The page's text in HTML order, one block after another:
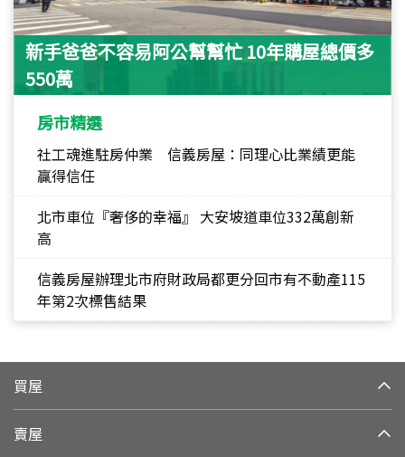
新手爸爸不容易阿公幫幫忙 10年購屋總價多
550萬
房市精選
社工魂進駐房仲業 信義房屋：同理心比業績更能
贏得信任
北市車位『奢侈的幸福』 大安坡道車位332萬創新
高
信義房屋辦理北市府財政局都更分回市有不動產115
年第2次標售結果
買屋
賣屋